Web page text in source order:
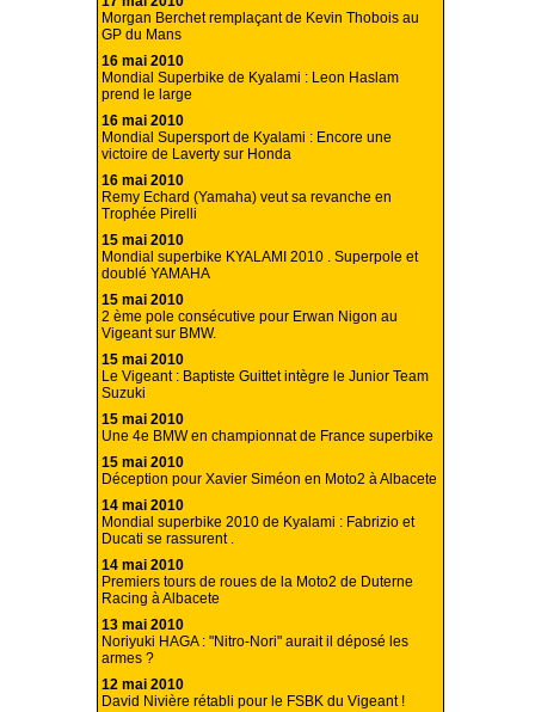
Morgan Berchet remplaçant de Kevin Thobois au
GP du Mans
16 mai 2010
Mondial Superbike de Kyalami : Leon Haslam
prend le large
16 mai 2010
Mondial Supersport de Kyalami : Encore une
victoire de Laverty sur Honda
16 mai 2010
Remy Echard (Yamaha) veut sa revanche en
Trophée Pirelli
15 mai 2010
Mondial superbike KYALAMI 2010 . Superpole et
doublé YAMAHA
15 mai 2010
2 ème pole consécutive pour Erwan Nigon au
Vigeant sur BMW.
15 mai 2010
Le Vigeant : Baptiste Guittet intègre le Junior Team
Suzuki
15 mai 2010
Une 4e BMW en championnat de France superbike
15 mai 2010
Déception pour Xavier Siméon en Moto2 à Albacete
14 mai 2010
Mondial superbike 2010 de Kyalami : Fabrizio et
Ducati se rassurent .
14 mai 2010
Premiers tours de roues de la Moto2 de Duterne
Racing à Albacete
13 mai 2010
Noriyuki HAGA : "Nitro-Nori" aurait il déposé les
armes ?
12 mai 2010
David Nivière rétabli pour le FSBK du Vigeant !